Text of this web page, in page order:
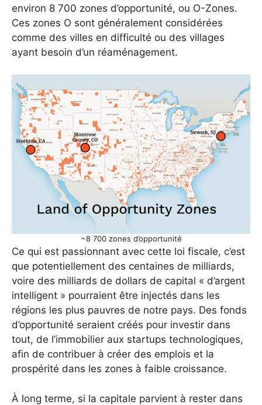
environ 8 700 zones d’opportunité, ou O-Zones.
Ces zones O sont généralement considérées
comme des villes en difficulté ou des villages
ayant besoin d’un réaménagement.
~8 700 zones d’opportunité
Ce qui est passionnant avec cette loi fiscale, c’est
que potentiellement des centaines de milliards,
voire des milliards de dollars de capital « d’argent
intelligent » pourraient être injectés dans les
régions les plus pauvres de notre pays. Des fonds
d’opportunité seraient créés pour investir dans
tout, de l’immobilier aux startups technologiques,
afin de contribuer à créer des emplois et la
prospérité dans les zones à faible croissance.
À long terme, si la capitale parvient à rester dans